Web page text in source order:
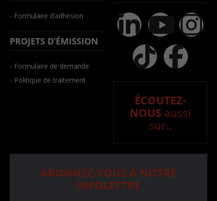
- Formulaire d’adhésion
PROJETS D’ÉMISSION
- Formulaire de demande
- Politique de traitement
ÉCOUTEZ-
NOUS aussi
sur..
ABONNEZ-VOUS À NOTRE
INFOLETTRE